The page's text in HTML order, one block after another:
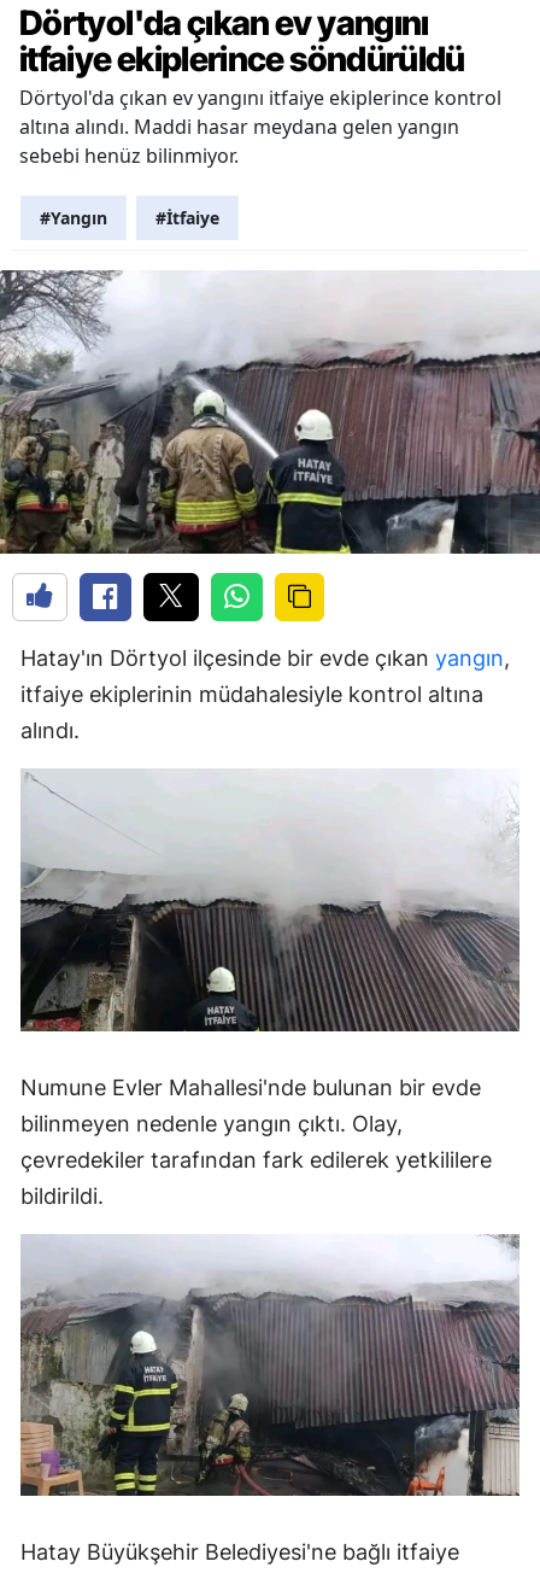
Dörtyol'da çıkan ev yangını
itfaiye ekiplerince söndürüldü
Dörtyol'da çıkan ev yangını itfaiye ekiplerince kontrol
altına alındı. Maddi hasar meydana gelen yangın
sebebi henüz bilinmiyor.
#Yangın #İtfaiye
Hatay'ın Dörtyol ilçesinde bir evde çıkan yangın,
itfaiye ekiplerinin müdahalesiyle kontrol altına
alındı.
Numune Evler Mahallesi'nde bulunan bir evde
bilinmeyen nedenle yangın çıktı. Olay,
çevredekiler tarafından fark edilerek yetkililere
bildirildi.
Hatay Büyükşehir Belediyesi'ne bağlı itfaiye